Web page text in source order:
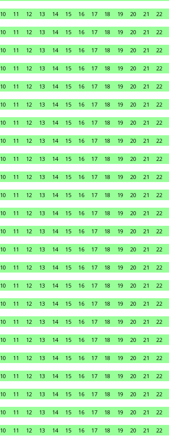
10 11 12 13 14 15 16 17 18 19 20 21 22
10 11 12 13 14 15 16 17 18 19 20 21 22
10 11 12 13 14 15 16 17 18 19 20 21 22
10 11 12 13 14 15 16 17 18 19 20 21 22
10 11 12 13 14 15 16 17 18 19 20 21 22
10 11 12 13 14 15 16 17 18 19 20 21 22
10 11 12 13 14 15 16 17 18 19 20 21 22
10 11 12 13 14 15 16 17 18 19 20 21 22
10 11 12 13 14 15 16 17 18 19 20 21 22
10 11 12 13 14 15 16 17 18 19 20 21 22
10 11 12 13 14 15 16 17 18 19 20 21 22
10 11 12 13 14 15 16 17 18 19 20 21 22
10 11 12 13 14 15 16 17 18 19 20 21 22
10 11 12 13 14 15 16 17 18 19 20 21 22
10 11 12 13 14 15 16 17 18 19 20 21 22
10 11 12 13 14 15 16 17 18 19 20 21 22
10 11 12 13 14 15 16 17 18 19 20 21 22
10 11 12 13 14 15 16 17 18 19 20 21 22
10 11 12 13 14 15 16 17 18 19 20 21 22
10 11 12 13 14 15 16 17 18 19 20 21 22
10 11 12 13 14 15 16 17 18 19 20 21 22
10 11 12 13 14 15 16 17 18 19 20 21 22
10 11 12 13 14 15 16 17 18 19 20 21 22
10 11 12 13 14 15 16 17 18 19 20 21 22